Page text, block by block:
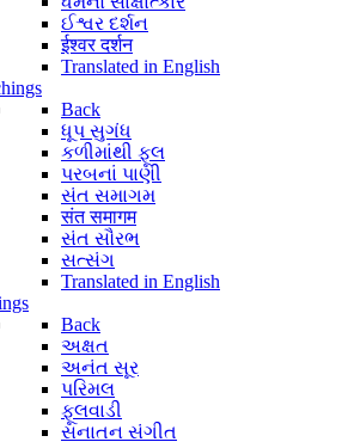
ઈશ્વર દર્શન
ईश्वर दर्शन
Translated in English
Back
ધૂપ સુગંધ
કળીમાંથી ફૂલ
પરબનાં પાણી
સંત સમાગમ
संत समागम
સંત સૌરભ
સત્સંગ
Translated in English
Back
અક્ષત
અનંત સૂર
પરિમલ
ફૂલવાડી
સનાતન સંગીત